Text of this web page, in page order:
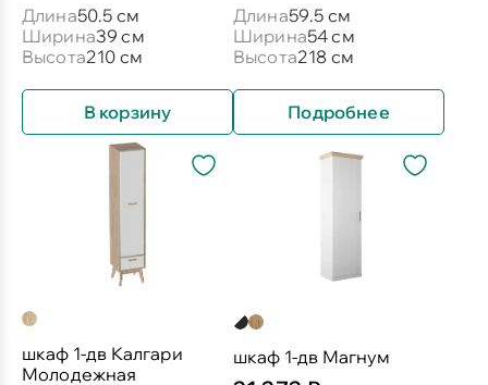
Длина50.5 см
Ширина39 см
Высота210 см
В корзину
Длина59.5 см
Ширина54 см
Высота218 см
Подробнее
шкаф 1-дв Калгари
Молодежная
шкаф 1-дв Магнум